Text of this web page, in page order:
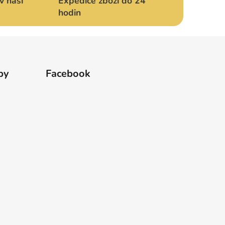
hodin
Facebook